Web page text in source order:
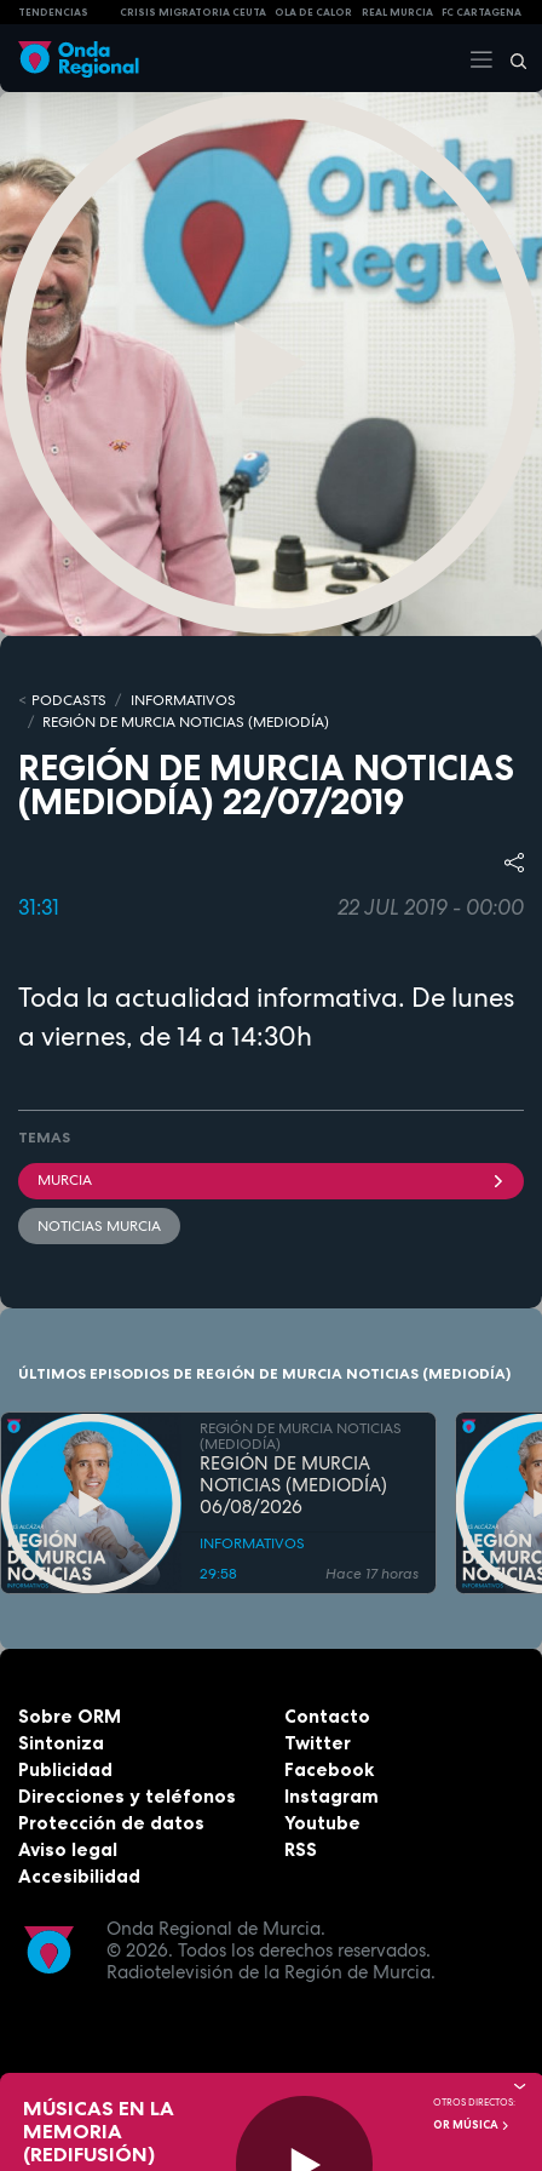
TENDENCIAS CRISIS MIGRATORIA CEUTA OLA DE CALOR REAL MURCIA FC CARTAGENA
PODCASTS
INFORMATIVOS
REGIÓN DE MURCIA NOTICIAS (MEDIODÍA)
REGIÓN DE MURCIA NOTICIAS
(MEDIODÍA) 22/07/2019
31:31 22 JUL 2019 - 00:00
Toda la actualidad informativa. De lunes
a viernes, de 14 a 14:30h
TEMAS
MURCIA
NOTICIAS MURCIA
ÚLTIMOS EPISODIOS DE REGIÓN DE MURCIA NOTICIAS (MEDIODÍA)
REGIÓN DE MURCIA NOTICIAS
(MEDIODÍA)
REGIÓN DE MURCIA
NOTICIAS (MEDIODÍA)
06/08/2026
INFORMATIVOS
29:58
Hace 17 horas
Onda Regional de Murcia.
© 2026. Todos los derechos reservados.
Radiotelevisión de la Región de Murcia.
Sobre ORM
Sintoniza
Publicidad
Direcciones y teléfonos
Protección de datos
Aviso legal
Accesibilidad
Contacto
Twitter
Facebook
Instagram
Youtube
RSS
MÚSICAS EN LA
MEMORIA
(REDIFUSIÓN)
OTROS DIRECTOS:
OR MÚSICA